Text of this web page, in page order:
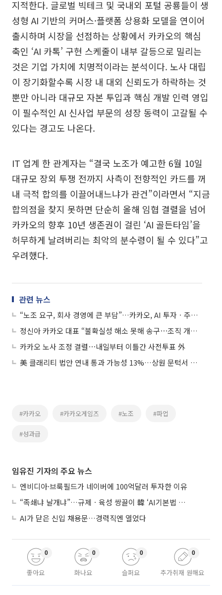
지적한다. 글로벌 빅테크 및 국내외 포털 공룡들이 생
성형 AI 기반의 커머스·플랫폼 상용화 모델을 연이어
출시하며 시장을 선점하는 상황에서 카카오의 핵심
축인 ‘AI 카톡’ 구현 스케줄이 내부 갈등으로 밀리는
것은 기업 가치에 치명적이라는 분석이다. 노사 대립
이 장기화할수록 시장 내 대외 신뢰도가 하락하는 것
뿐만 아니라 대규모 자본 투입과 핵심 개발 인력 영입
이 필수적인 AI 신사업 부문의 성장 동력이 고갈될 수
있다는 경고도 나온다.
IT 업계 한 관계자는 “결국 노조가 예고한 6월 10일
대규모 장외 투쟁 전까지 사측이 전향적인 카드를 꺼
내 극적 합의를 이끌어내느냐가 관건”이라면서 “지금
합의점을 찾지 못하면 단순히 올해 임협 결렬을 넘어
카카오의 향후 10년 생존권이 걸린 ‘AI 골든타임’을
허무하게 날려버리는 최악의 분수령이 될 수 있다”고
우려했다.
관련 뉴스
“노조 요구, 회사 경영에 큰 부담”…카카오, AI 투자ㆍ주주가치 제고 필요성 언급
정신아 카카오 대표 “불확실성 해소 못해 송구⋯조직 개편 단행”
카카오 노사 조정 결렬⋯내일부터 이틀간 사전투표 外
美 클래리티 법안 연내 통과 가능성 13%…상원 문턱서 제동
#카카오 #카카오게임즈 #노조 #파업
#성과급
임유진 기자의 주요 뉴스
엔비디아·브룩필드가 네이버에 100억달러 투자한 이유
“족쇄냐 날개냐”…규제ㆍ육성 쌍끌이 韓 ‘AI기본법 개정안’ 오늘 시행
AI가 닫은 신입 채용문…경력직엔 열었다
좋아요
0
화나요
0
슬퍼요
0
추가취재 원해요
0